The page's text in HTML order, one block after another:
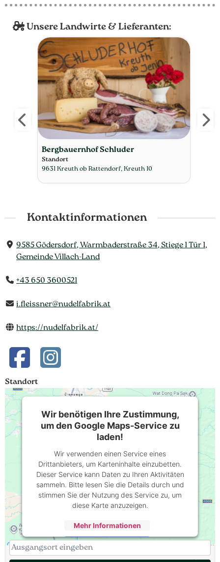
Unsere Landwirte & Lieferanten:
Bergbauernhof Schluder
Standort
9631 Kreuth ob Rattendorf, Kreuth 10
Kontaktinformationen
9585 Gödersdorf, Warmbaderstraße 34, Stiege 1 Tür 1,
Gemeinde Villach-Land
+43 650 3600521
i.fleissner@nudelfabrik.at
https://nudelfabrik.at/
Standort
Wir benötigen Ihre Zustimmung,
um den Google Maps-Service zu
laden!
Wir verwenden einen Service eines
Drittanbieters, um Karteninhalte einzubetten.
Dieser Service kann Daten zu Ihren Aktivitäten
sammeln. Bitte lesen Sie die Details durch und
stimmen Sie der Nutzung des Service zu, um
diese Karte anzuzeigen.
Mehr Informationen
Akzeptieren
powered byUsercentrics Consent